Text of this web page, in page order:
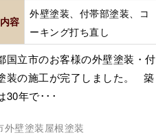
容
外壁塗装、付帯部塗装、コ
ーキング打ち直し
国立市のお客様の外壁塗装・付
装の施工が完了しました。 築
30年で･･･
外壁塗装屋根塗装